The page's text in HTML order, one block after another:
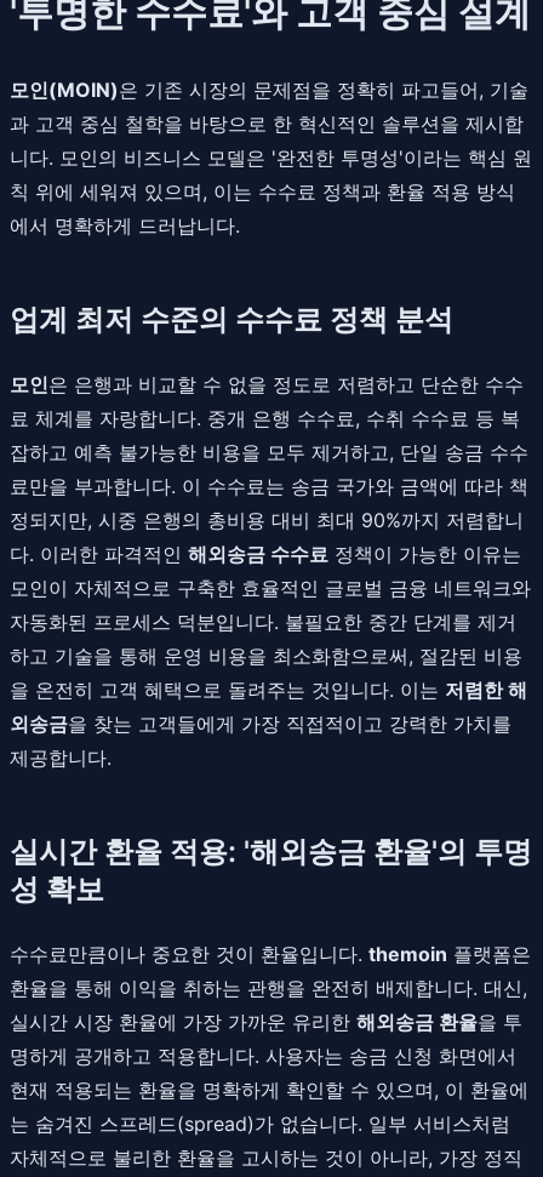
'투명한 수수료'와 고객 중심 설계
모인(MOIN)은 기존 시장의 문제점을 정확히 파고들어, 기술
과 고객 중심 철학을 바탕으로 한 혁신적인 솔루션을 제시합
니다. 모인의 비즈니스 모델은 '완전한 투명성'이라는 핵심 원
칙 위에 세워져 있으며, 이는 수수료 정책과 환율 적용 방식
에서 명확하게 드러납니다.
업계 최저 수준의 수수료 정책 분석
모인은 은행과 비교할 수 없을 정도로 저렴하고 단순한 수수
료 체계를 자랑합니다. 중개 은행 수수료, 수취 수수료 등 복
잡하고 예측 불가능한 비용을 모두 제거하고, 단일 송금 수수
료만을 부과합니다. 이 수수료는 송금 국가와 금액에 따라 책
정되지만, 시중 은행의 총비용 대비 최대 90%까지 저렴합니
다. 이러한 파격적인 해외송금 수수료 정책이 가능한 이유는
모인이 자체적으로 구축한 효율적인 글로벌 금융 네트워크와
자동화된 프로세스 덕분입니다. 불필요한 중간 단계를 제거
하고 기술을 통해 운영 비용을 최소화함으로써, 절감된 비용
을 온전히 고객 혜택으로 돌려주는 것입니다. 이는 저렴한 해
외송금을 찾는 고객들에게 가장 직접적이고 강력한 가치를
제공합니다.
실시간 환율 적용: '해외송금 환율'의 투명
성 확보
수수료만큼이나 중요한 것이 환율입니다. themoin 플랫폼은
환율을 통해 이익을 취하는 관행을 완전히 배제합니다. 대신,
실시간 시장 환율에 가장 가까운 유리한 해외송금 환율을 투
명하게 공개하고 적용합니다. 사용자는 송금 신청 화면에서
현재 적용되는 환율을 명확하게 확인할 수 있으며, 이 환율에
는 숨겨진 스프레드(spread)가 없습니다. 일부 서비스처럼
자체적으로 불리한 환율을 고시하는 것이 아니라, 가장 정직